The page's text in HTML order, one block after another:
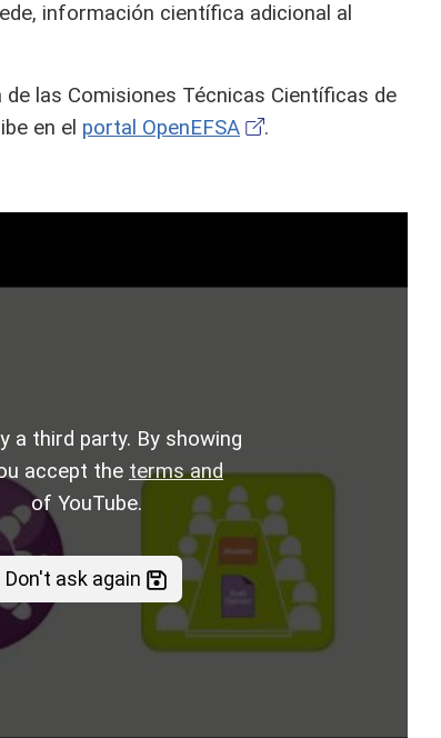
información científica adicional al
las Comisiones Técnicas Científicas de
en el portal OpenEFSA .
a third party. By showing
accept the terms and
of YouTube.
Don't ask again